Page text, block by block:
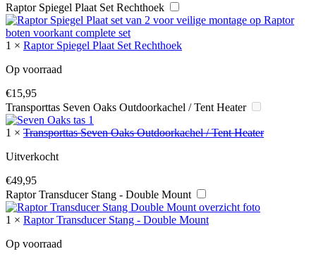
Raptor Spiegel Plaat Set Rechthoek
1 × Raptor Spiegel Plaat Set Rechthoek
Op voorraad
€15,95
Transporttas Seven Oaks Outdoorkachel / Tent Heater
1 × Transporttas Seven Oaks Outdoorkachel / Tent Heater
Uitverkocht
€49,95
Raptor Transducer Stang - Double Mount
1 × Raptor Transducer Stang - Double Mount
Op voorraad